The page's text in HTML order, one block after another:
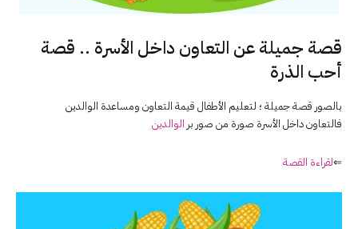
قصة جميلة عن التعاون داخل الأسرة .. قصة
أحب الذرة
بالصور قصة جميلة ؛ لتعليم الأطفال قيمة التعاون ومساعدة الوالدين
فالتعاون داخل الأسرة صورة من صور بر الوالدين
⇐لقراءة القصة